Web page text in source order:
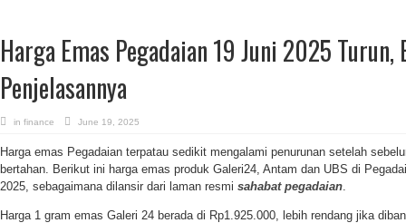
Harga Emas Pegadaian 19 Juni 2025
Penjelasannya
in finance June 19, 2025
Harga emas Pegadaian terpatau sedikit mengalami penurunan setelah
bertahan. Berikut ini harga emas produk Galeri24, Antam dan UBS di
2025, sebagaimana dilansir dari laman resmi sahabat pegadaian.
Harga 1 gram emas Galeri 24 berada di Rp1.925.000, lebih rendang jika